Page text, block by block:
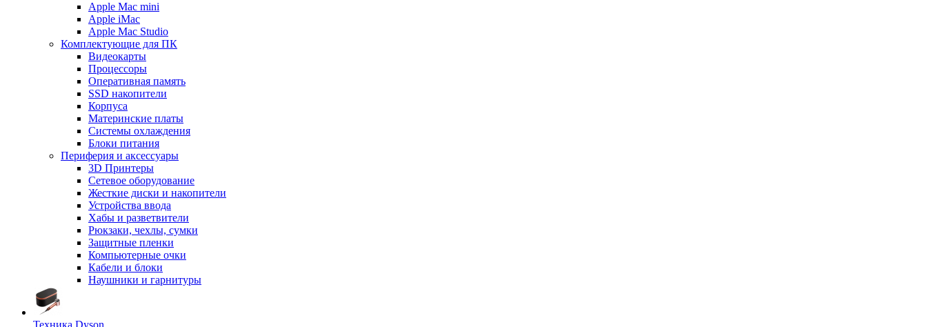
Apple Mac mini
Apple iMac
Apple Mac Studio
Комплектующие для ПК
Видеокарты
Процессоры
Оперативная память
SSD накопители
Корпуса
Материнские платы
Системы охлаждения
Блоки питания
Периферия и аксессуары
3D Принтеры
Сетевое оборудование
Жесткие диски и накопители
Устройства ввода
Хабы и разветвители
Рюкзаки, чехлы, сумки
Защитные пленки
Компьютерные очки
Кабели и блоки
Наушники и гарнитуры
Техника Dyson